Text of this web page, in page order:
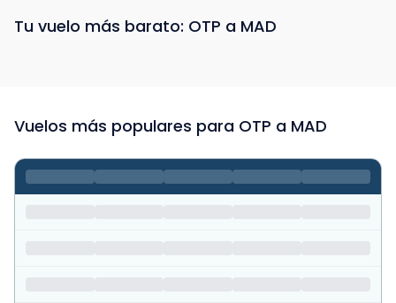
Tu vuelo más barato: OTP a MAD
Vuelos más populares para OTP a MAD